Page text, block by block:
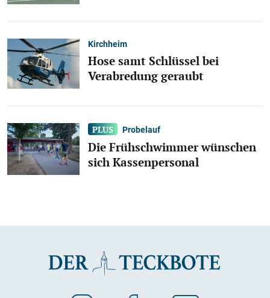
Kirchheim
Hose samt Schlüssel bei
Verabredung geraubt
Probelauf
Die Frühschwimmer wünschen
sich Kassenpersonal